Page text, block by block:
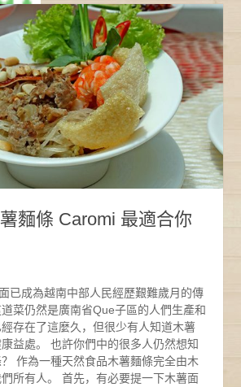
麵條 Caromi 最適合你
已成為越南中部人民經歷艱難歲月的傳
菜仍然是廣南省Que子區的人們生產和
存在了這麼久，但很少有人知道木薯
益處。 也許你們中的很多人仍然想知
作為一種天然食品木薯麵條完全由木
所有人。 首先，有必要提一下木薯面